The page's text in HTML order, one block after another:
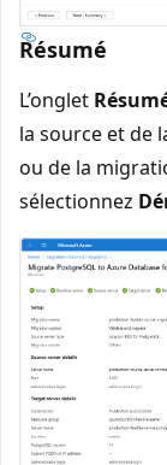
Résumé
L’onglet
la source et de
ou de la
sélectionnez